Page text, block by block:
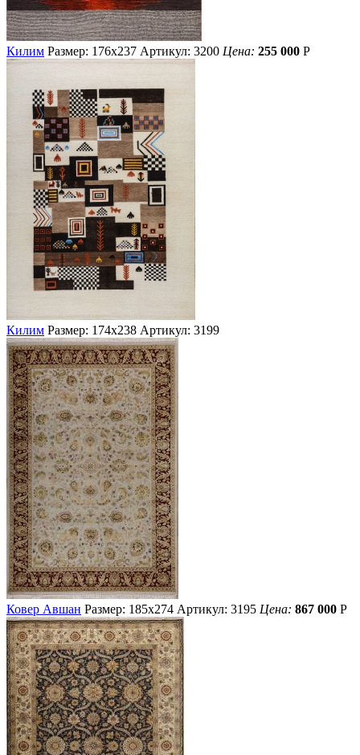
Килим Размер: 176х237 Артикул: 3200 Цена: 255 000 Р
Килим Размер: 174х238 Артикул: 3199
Ковер Авшан Размер: 185х274 Артикул: 3195 Цена: 867 000 Р